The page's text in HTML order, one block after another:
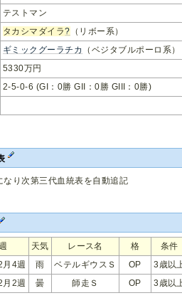
テストマン
タカシマダイラ? （リボー系）
ギミックグーラチカ
（ベジタブルポーロ系）
5330万円
2-5-0-6 (GI：0勝 GII：0勝 GIII：0勝)
なり次第三代血統表を自動追記
天気 レース名 格 条件
4週
雨 ベテルギウスＳ OP 3歳以
2週
曇 師走Ｓ OP 3歳以